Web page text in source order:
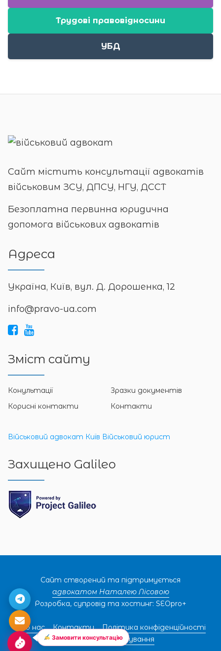
Трудові правовідносини
УБД
Сайт містить консультації адвокатів
військовим ЗСУ, ДПСУ, НГУ, ДССТ
Безоплатна первинна юридична
допомога військових адвокатів
Адреса
Україна, Київ, вул. Д. Дорошенка, 12
info@pravo-ua.com
Зміст сайту
Конультації
Зразки документів
Корисні контакти
Контакти
Військовий адвокат Київ Військовий юрист
Захищено Galileo
Сайт створений та підтримується
адвокатом Наталею Лісовою
Розробка, супровід та хостинг: SEOpro+
Про нас Контакти
Політика конфіденційності
Правила користування
Замовити консультацію